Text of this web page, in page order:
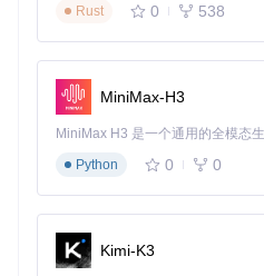
位置与配置方法
获取SESSDATA值后，打开项
COOKIE配置项并填入对应值。
问会员专属的高分辨率资源。需
性，建议每30天更新一次以确保
除了基础下载功能，工具还提供
令行参数可以指定视频质量、单
接等。这些高级功能使得工具能
单的单视频下载到复杂的批量内
资源管理建议：构建系统
Rust
0 538
MiniMax-H3
Python
0 0
Kimi-K3